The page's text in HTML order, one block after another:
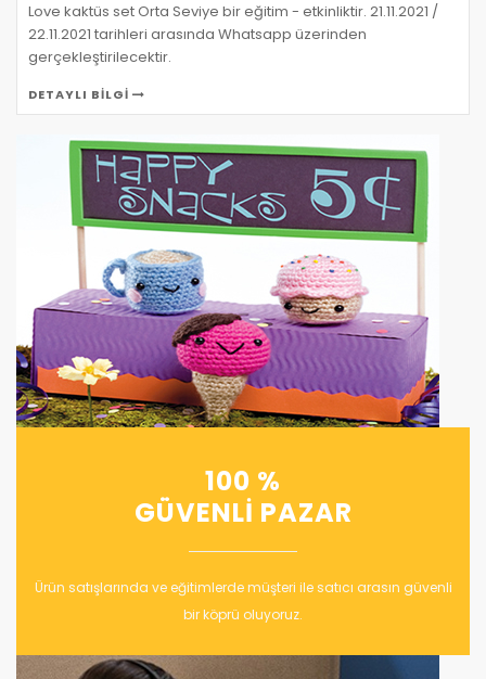
Love kaktüs set Orta Seviye bir eğitim - etkinliktir. 21.11.2021 /
22.11.2021 tarihleri arasında Whatsapp üzerinden
gerçekleştirilecektir.
DETAYLI BILGI
100 %
GÜVENLİ PAZAR
Ürün satışlarında ve eğitimlerde müşteri ile satıcı arasın güvenli
bir köprü oluyoruz.